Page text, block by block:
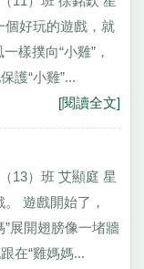
個好玩的遊戲，就
樣撲向“小雞”，
護“小雞”...
[閱讀全文]
13）班 艾顯庭 星
遊戲開始了，
”展開翅膀像一堵牆
在“雞媽媽...